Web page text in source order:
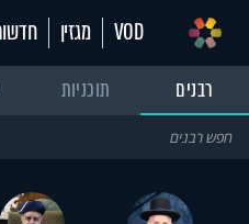
VOD מגזין
רבנים
תוכניות